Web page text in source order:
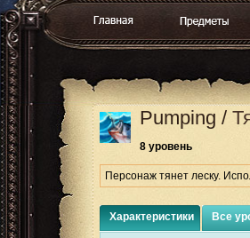
Pumping /
8 уровень
Персонаж тянет леску.
Характеристики Все